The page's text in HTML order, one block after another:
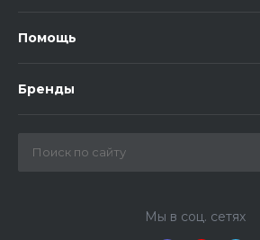
Помощь
Бренды
Мы в соц. сетях